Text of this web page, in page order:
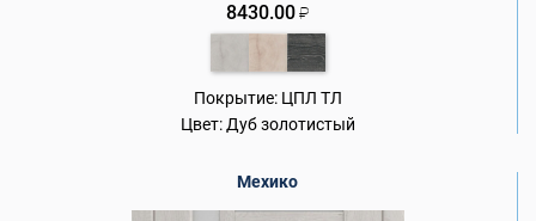
8430.00 ₽
Покрытие: ЦПЛ ТЛ
Цвет: Дуб золотистый
Мехико